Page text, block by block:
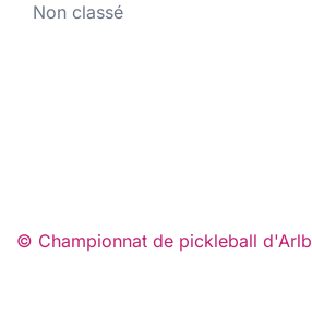
Non classé
© Championnat de pickleball